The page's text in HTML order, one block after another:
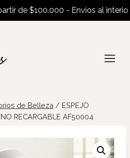
$100.000 - Envíos al interior a
de Belleza / ESPEJO
RECARGABLE AF50004